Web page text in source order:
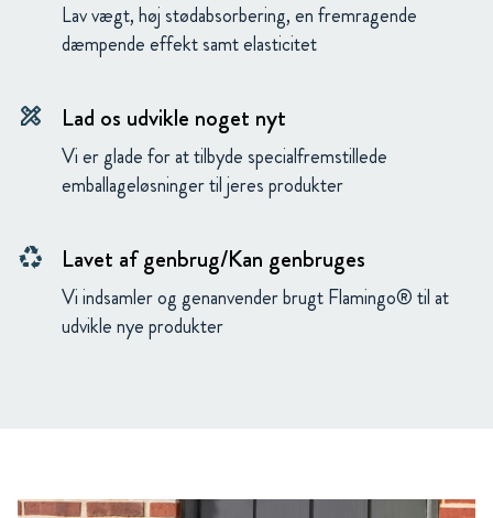
Lav vægt, høj stødabsorbering, en fremragende
dæmpende effekt samt elasticitet
design_services Lad os udvikle noget nyt
Vi er glade for at tilbyde specialfremstillede
emballageløsninger til jeres produkter
recycling Lavet af genbrug/Kan genbruges
Vi indsamler og genanvender brugt Flamingo® til at
udvikle nye produkter